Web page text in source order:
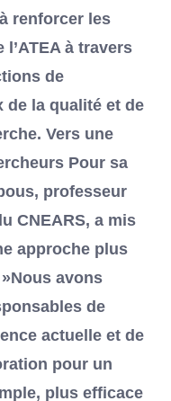
renforcer les
à travers
de
la qualité et de
Vers une
Pour sa
professeur
CNEARS, a mis
approche plus
avons
de
actuelle et de
pour un
plus efficace